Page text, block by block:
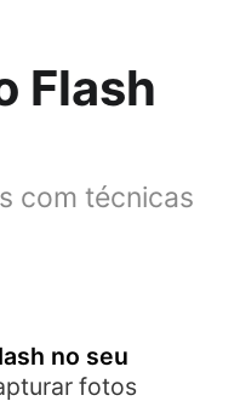
Flash
com técnicas
no seu
fotos